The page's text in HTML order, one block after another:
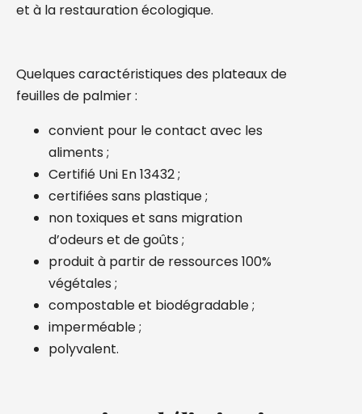
et à la restauration écologique.
Quelques caractéristiques des plateaux de
feuilles de palmier :
convient pour le contact avec les
aliments ;
Certifié Uni En 13432 ;
certifiées sans plastique ;
non toxiques et sans migration
d’odeurs et de goûts ;
produit à partir de ressources 100%
végétales ;
compostable et biodégradable ;
imperméable ;
polyvalent.